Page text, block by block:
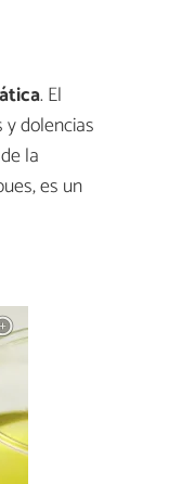
. El
dolencias
la
es un